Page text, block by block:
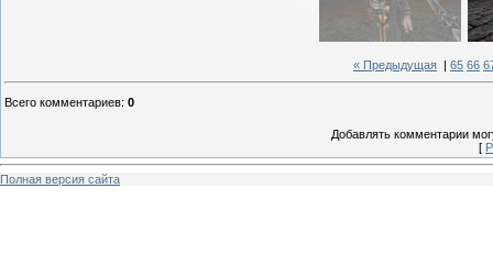
« Предыдущая 65 66
Всего комментариев: 0
Добавлять комментарии
[
Полная версия сайта